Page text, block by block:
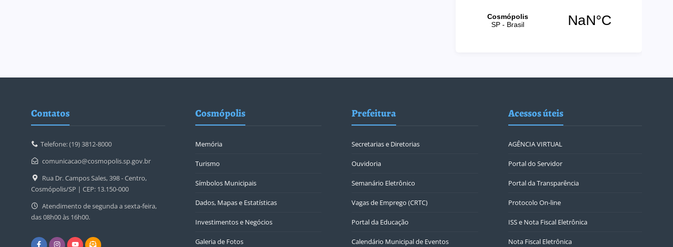
Contatos
Telefone: (19) 3812-8000
comunicacao@cosmopolis.sp.gov.br
Rua Dr. Campos Sales, 398 - Centro,
Cosmópolis/SP | CEP: 13.150-000
Atendimento de segunda a sexta-feira,
das 08h00 às 16h00.
Cosmópolis
Memória
Turismo
Símbolos Municipais
Dados, Mapas e Estatísticas
Investimentos e Negócios
Galeria de Fotos
Prefeitura
Secretarias e Diretorias
Ouvidoria
Semanário Eletrônico
Vagas de Emprego (CRTC)
Portal da Educação
Calendário Municipal de Eventos
Acessos úteis
AGÊNCIA VIRTUAL
Portal do Servidor
Portal da Transparência
Protocolo On-line
ISS e Nota Fiscal Eletrônica
Nota Fiscal Eletrônica